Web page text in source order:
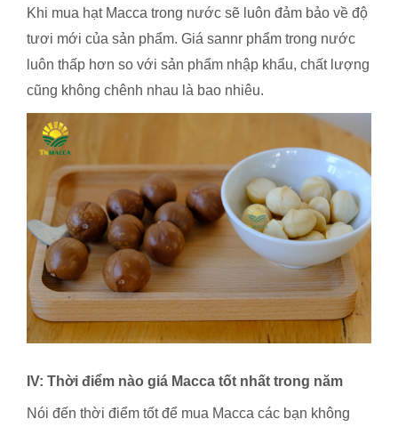
Khi mua hạt Macca trong nước sẽ luôn đảm bảo về độ
tươi mới của sản phẩm. Giá sannr phẩm trong nước
luôn thấp hơn so với sản phẩm nhập khẩu, chất lượng
cũng không chênh nhau là bao nhiêu.
IV: Thời điểm nào giá Macca tốt nhất trong năm
Nói đến thời điểm tốt để mua Macca các bạn không